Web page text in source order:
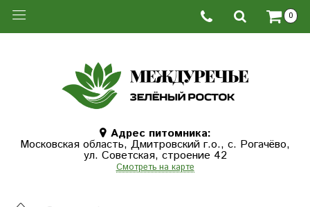
0
Адрес питомника:
Московская область, Дмитровcкий г.о., с. Рогачёво,
ул. Советская, строение 42
Смотреть на карте